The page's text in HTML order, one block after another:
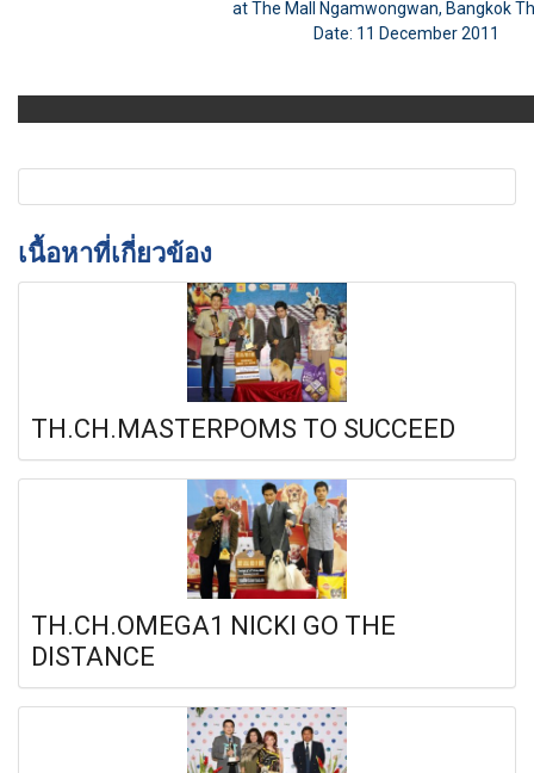
at The Mall Ngamwongwan, Bangkok
Date: 11 December 2011
เนื้อหาที่เกี่ยวข้อง
TH.CH.MASTERPOMS TO SUCCEED
TH.CH.OMEGA1 NICKI GO THE
DISTANCE